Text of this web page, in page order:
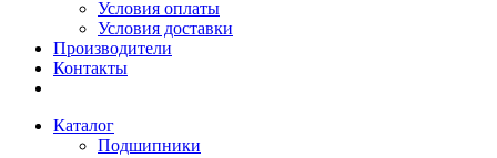
Условия оплаты
Условия доставки
Производители
Контакты
Каталог
Подшипники